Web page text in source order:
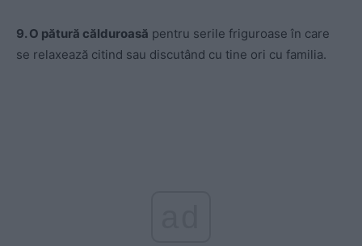
9. O pătură călduroasă pentru serile friguroase în care
se relaxează citind sau discutând cu tine ori cu familia.